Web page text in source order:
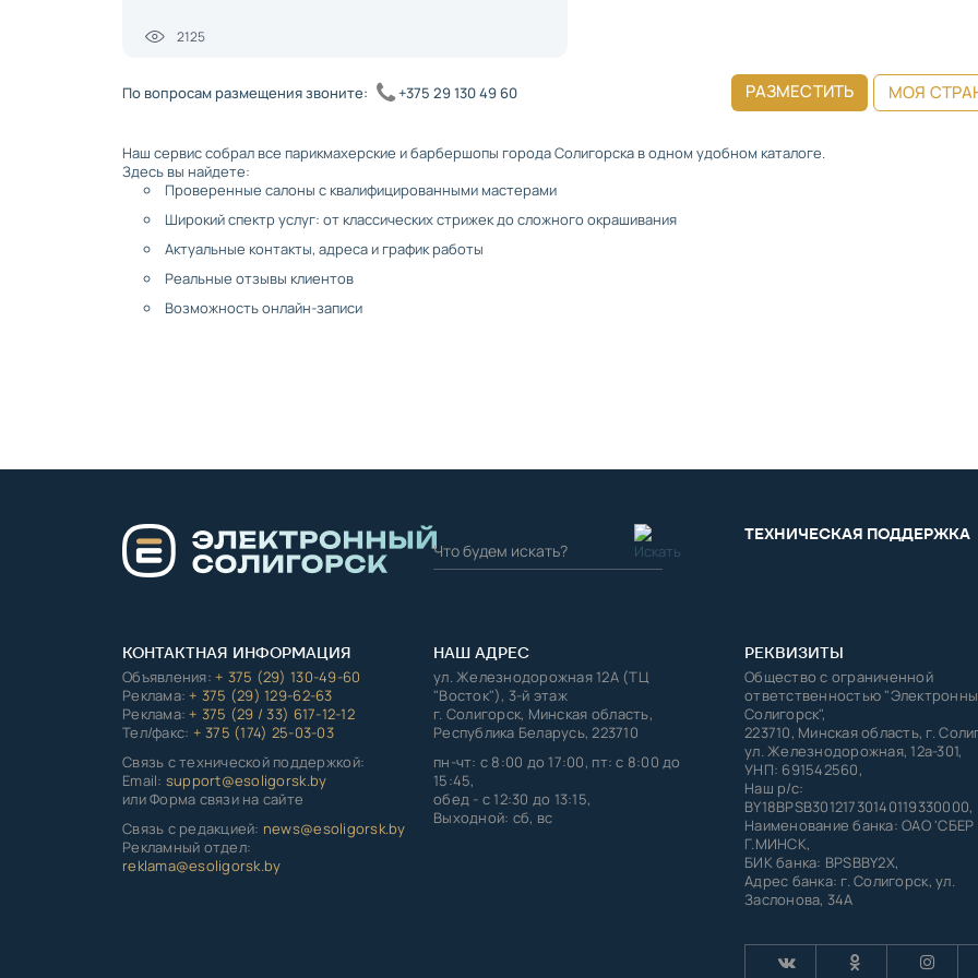
2125
По вопросам размещения звоните: +375 29 130 49 60 МОЯ
РАЗМЕСТИТЬ
Наш сервис собрал все парикмахерские и барбершопы города Солигорска в одном удобном каталоге.
Здесь вы найдете:
Проверенные салоны с квалифицированными мастерами
Широкий спектр услуг: от классических стрижек до сложного окрашивания
Актуальные контакты, адреса и график работы
Реальные отзывы клиентов
Возможность онлайн-записи
ТЕХНИЧЕСКАЯ ПОДДЕРЖКА
КОНТАКТНАЯ ИНФОРМАЦИЯ
Объявления:+ 375 (29) 130-49-60
Реклама:+ 375 (29) 129-62-63
Реклама:+ 375 (29 / 33) 617-12-12
Тел/факс: + 375 (174) 25-03-03
Связь с технической поддержкой:
Email: support@esoligorsk.by
или Форма связи на сайте
Связь с редакцией: news@esoligorsk.by
Рекламный отдел:
reklama@esoligorsk.by
НАШ АДРЕС
ул. Железнодорожная 12А (ТЦ
"Восток"), 3-й этаж
г. Солигорск, Минская область,
Республика Беларусь, 223710
пн-чт: с 8:00 до 17:00, пт: с 8:00 до
15:45,
обед - с 12:30 до 13:15,
Выходной: сб, вс
РЕКВИЗИТЫ
Общество с ограниченной
ответственностью
Солигорск",
223710, Минская область, г.
ул. Железнодорожная, 12а-301,
УНП: 691542560,
Наш р/с:
BY18BPSB30121730140119330000,
Наименование банка: ОАО
Г.МИНСК,
БИК банка: BPSBBY2X,
Адрес банка: г. Солигорск, ул.
Заслонова, 34А